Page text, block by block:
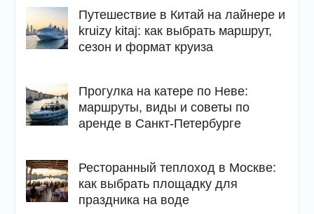
Путешествие в Китай на лайнере и
kruizy kitaj: как выбрать маршрут,
сезон и формат круиза
Прогулка на катере по Неве:
маршруты, виды и советы по
аренде в Санкт-Петербурге
Ресторанный теплоход в Москве:
как выбрать площадку для
праздника на воде